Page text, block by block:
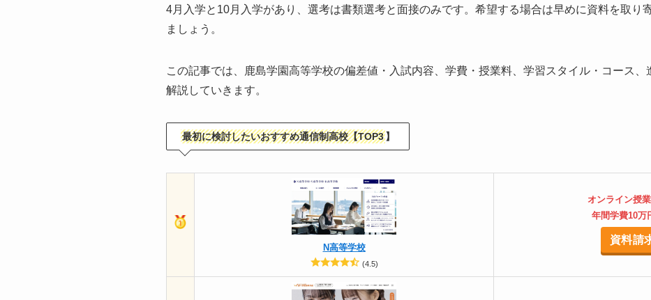
4月入学と10月入学があり、選考は書類選考と面接のみです。希望する場合は早めに資料を取り
ましょう。
この記事では、鹿島学園高等学校の偏差値・入試内容、学費・授業料、学習スタイル・コース、
解説していきます。
最初に検討したいおすすめ通信制高校【TOP3 】
N高等学校
(4.5)
オンライン授
年間学費10万
資料請